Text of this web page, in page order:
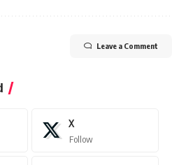
Leave a Comment
X
Follow